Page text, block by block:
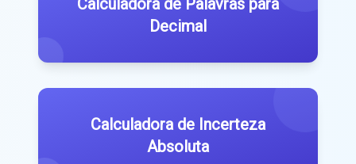
Decimal
Calculadora de Incerteza
Absoluta